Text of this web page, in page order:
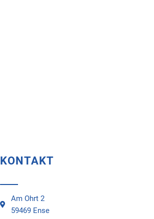
KONTAKT
Am Ohrt 2
59469 Ense